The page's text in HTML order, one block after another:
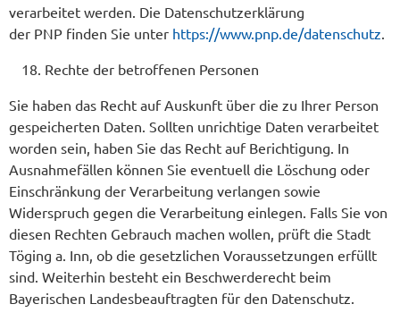
verarbeitet werden. Die Datenschutzerklärung
der PNP finden Sie unter https://www.pnp.de/datenschutz.
Rechte der betroffenen Personen
Sie haben das Recht auf Auskunft über die zu Ihrer Person
gespeicherten Daten. Sollten unrichtige Daten verarbeitet
worden sein, haben Sie das Recht auf Berichtigung. In
Ausnahmefällen können Sie eventuell die Löschung oder
Einschränkung der Verarbeitung verlangen sowie
Widerspruch gegen die Verarbeitung einlegen. Falls Sie von
diesen Rechten Gebrauch machen wollen, prüft die Stadt
Töging a. Inn, ob die gesetzlichen Voraussetzungen erfüllt
sind. Weiterhin besteht ein Beschwerderecht beim
Bayerischen Landesbeauftragten für den Datenschutz.